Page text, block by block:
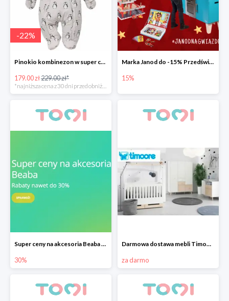
-22%
Pinokio kombinezon w super cenie
179.00 zł229.00 zł*
*najniższa cena z 30 dni przed obniżką
Marka Janod do -15% Przedświąteczna promocja.
15%
Super ceny na akcesoria Beaba do -30%
30%
Darmowa dostawa mebli Timoore
za darmo